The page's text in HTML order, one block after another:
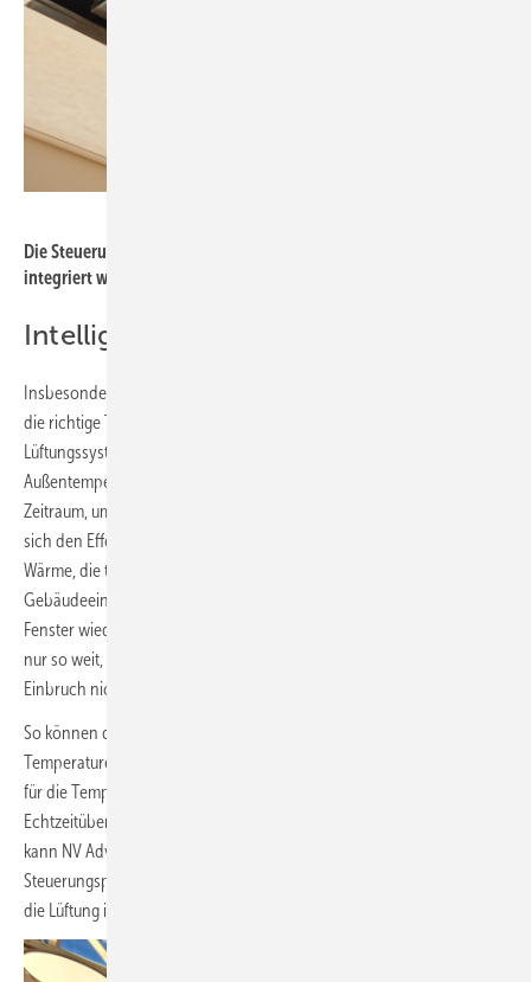
Die Steuerungsmodule konnten sicher in die Raumdecken
integriert werden.
Intelligent Lüften
Insbesondere in den immer heißer werdenden Sommermonaten ist
die richtige Temperierung der Innenräume eine wichtige Aufgabe für
Lüftungssysteme. Durch die stetige Überwachung der Raum- und
Außentemperatur, ermittelt das System eigenständig den optimalen
Zeitraum, um die einzelnen Räume effektiv abzukühlen. Dafür macht es
sich den Effekt der Nachtauskühlung zu Nutze. Das heißt, dass die
Wärme, die tagsüber durch Wände, Decken und die
Gebäudeeinrichtung gespeichert wurde, nachts durch die geöffneten
Fenster wieder abgeführt wird. Dabei öffnen die Antriebe die Fenster
nur so weit, dass der Versicherungsschutz gewährleistet und ein
Einbruch nicht möglich ist.
So können die Schüler auch im Sommer bei angenehmen
Temperaturen am Unterricht teilnehmen, ohne dass eine Klimaanlage
für die Temperaturregulierung notwendig wird. Durch die
Echtzeitüberwachung der Bedingungen im Innen- und Außenbereich
kann NV Advance zudem das Raumklima optimieren, indem es die
Steuerungsparameter anpasst. So kann die Schule sichergehen, dass
die Lüftung intelligent und damit effizient initiiert wird.